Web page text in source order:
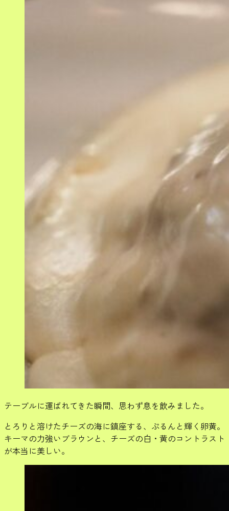
テーブルに運ばれてきた瞬間、思わず息を飲みました。
とろりと溶けたチーズの海に鎮座する、ぷるんと輝く卵黄。
キーマの力強いブラウンと、チーズの白・黄のコントラスト
が本当に美しい。